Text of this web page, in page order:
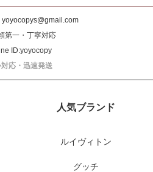
yoyocopys@gmail.com
第一・丁寧対応
ID:yoyocopy
応・迅速発送
人気ブランド
ルイヴィトン
グッチ